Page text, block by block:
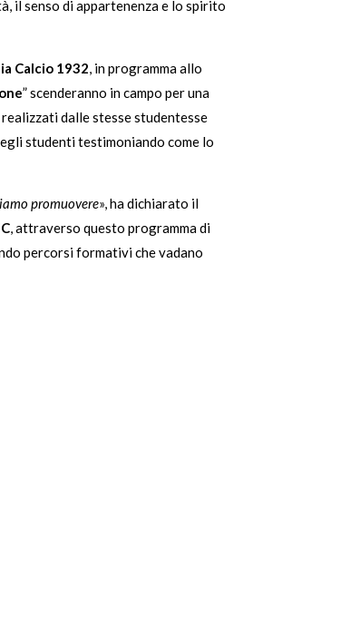
il senso di appartenenza e lo spirito
Calcio 1932, in programma allo
” scenderanno in campo per una
dalle stesse studentesse
studenti testimoniando come lo
promuovere», ha dichiarato il
, attraverso questo programma di
percorsi formativi che vadano